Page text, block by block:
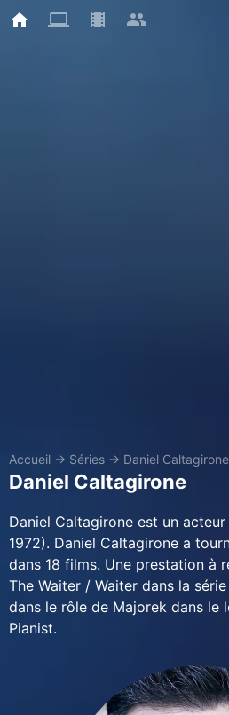
Accueil → Séries → Daniel Caltagirone
Daniel Caltagirone
Daniel Caltagirone est un
1972). Daniel Caltagirone a
dans 18 films. Une prestation à
The Waiter / Waiter dans la
dans le rôle de Majorek dans le
Pianist.